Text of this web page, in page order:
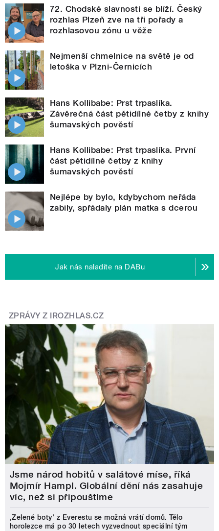
72. Chodské slavnosti se blíží. Český
rozhlas Plzeň zve na tři pořady a
rozhlasovou zónu u věže
Nejmenší chmelnice na světě je od
letoška v Plzni-Černicích
Hans Kollibabe: Prst trpaslíka.
Závěrečná část pětidílné četby z knihy
šumavských pověstí
Hans Kollibabe: Prst trpaslíka. První
část pětidílné četby z knihy
šumavských pověstí
Nejlépe by bylo, kdybychom neřáda
zabily, spřádaly plán matka s dcerou
Jak nás naladíte na DABu
ZPRÁVY Z IROZHLAS.CZ
Jsme národ hobitů v salátové míse, říká
Mojmír Hampl. Globální dění nás zasahuje
víc, než si připouštíme
‚Zelené boty‘ z Everestu se možná vrátí domů. Tělo
horolezce má po 30 letech vyzvednout speciální tým